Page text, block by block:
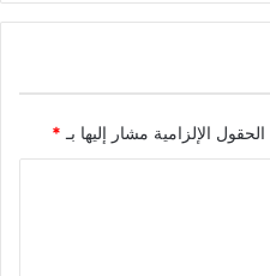
الحقول الإلزامية مشار إليها بـ *